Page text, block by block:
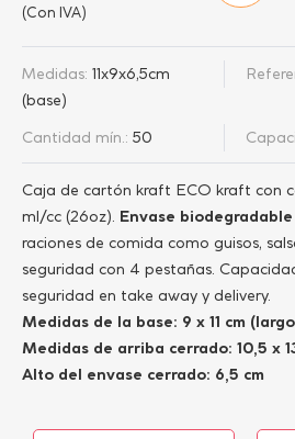
(Con IVA)
Caja de cartón kraft ECO kraft con
ml/cc (26oz). Envase biodegradable
raciones de comida como guisos,
seguridad con 4 pestañas.
seguridad en take away y delivery.
Medidas de la base: 9 x 11 cm
Medidas de arriba cerrado: 10,5 x
Alto del envase cerrado: 6,5 cm
Medidas: 11x9x6,5cm
(base)
Cantidad mín.: 50